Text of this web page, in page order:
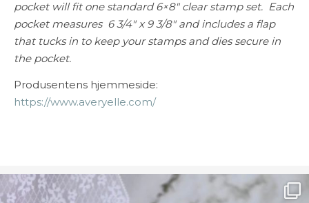
pocket will fit one standard 6×8″ clear stamp set. Each
pocket measures 6 3/4″ x 9 3/8″ and includes a flap
that tucks in to keep your stamps and dies secure in
the pocket.
Produsentens hjemmeside:
https://www.averyelle.com/
Ønsk